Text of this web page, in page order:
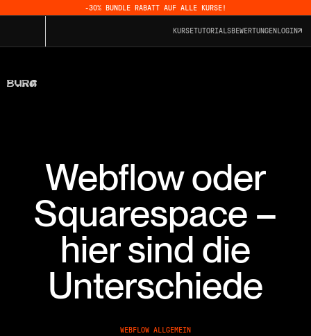
-30% BUNDLE RABATT AUF ALLE KURSE!
KURSETUTORIALSBEWERTUNGEN LOGIN
Webflow oder
Squarespace –
hier sind die
Unterschiede
WEBFLOW ALLGEMEIN